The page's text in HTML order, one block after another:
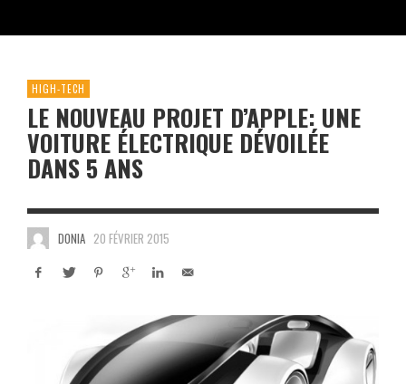
HIGH-TECH
LE NOUVEAU PROJET D’APPLE: UNE
VOITURE ÉLECTRIQUE DÉVOILÉE
DANS 5 ANS
DONIA 20 FÉVRIER 2015